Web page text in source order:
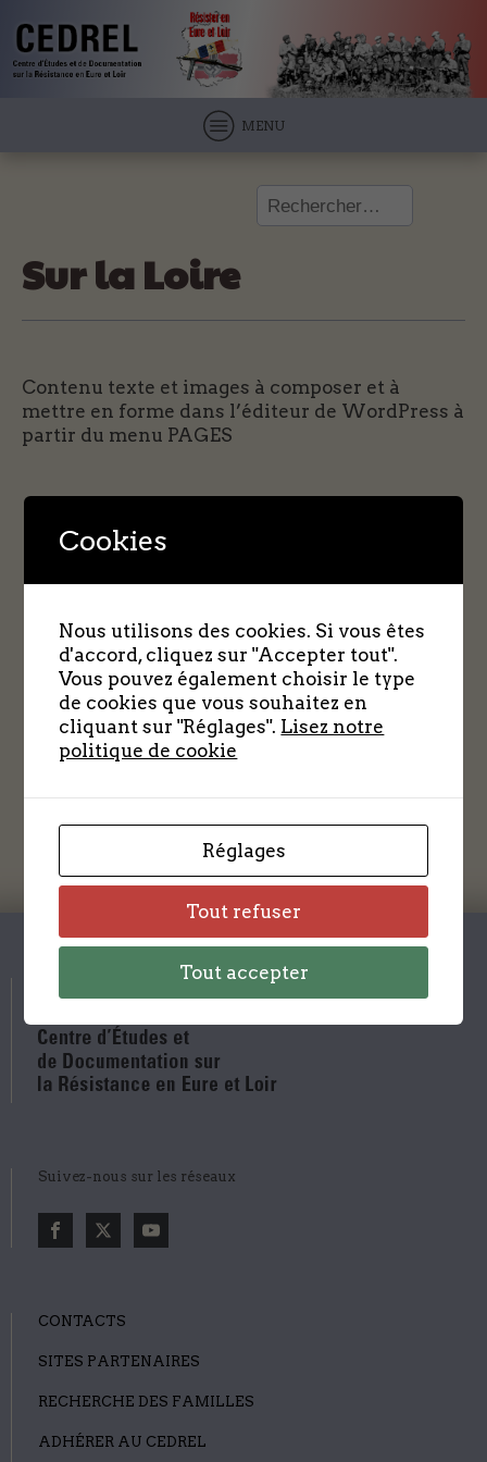
MENU
Rechercher :
Sur la Loire
Contenu texte et images à composer et à
mettre en forme dans l’éditeur de WordPress à
partir du menu PAGES
Suivez-nous sur les réseaux
CONTACTS
SITES PARTENAIRES
RECHERCHE DES FAMILLES
ADHÉRER AU CEDREL
Cookies
Nous utilisons des cookies. Si vous êtes
d'accord, cliquez sur "Accepter tout".
Vous pouvez également choisir le type
de cookies que vous souhaitez en
cliquant sur "Réglages". Lisez notre
politique de cookie
Réglages
Tout refuser
Tout accepter